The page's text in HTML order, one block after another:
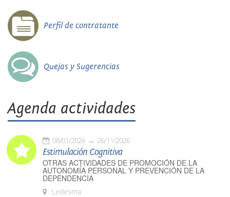
Perfil de contratante
Quejas y Sugerencias
Agenda actividades
08/01/2026 26/11/2026
Estimulación Cognitiva
OTRAS ACTIVIDADES DE PROMOCIÓN DE LA
AUTONOMÍA PERSONAL Y PREVENCIÓN DE LA
DEPENDENCIA
Ledesma